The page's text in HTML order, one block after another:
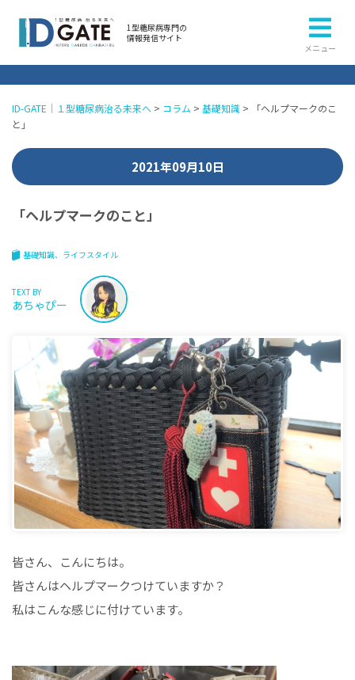
1型糖尿病専門の
情報発信サイト
メニュー
ID-GATE｜１型糖尿病治る未来へ > コラム > 基礎知識 >
「ヘルプマークのこ
と」
2021年09月10日
「ヘルプマークのこと」
基礎知識 ライフスタイル
TEXT BY
あちゃぴー
皆さん、こんにちは。
皆さんはヘルプマークつけていますか？
私はこんな感じに付けています。